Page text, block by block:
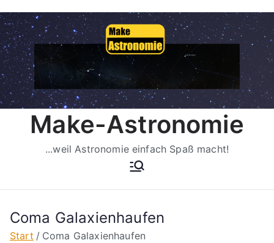
Inhalt
springen
Make-Astronomie
...weil Astronomie einfach Spaß macht!
Coma Galaxienhaufen
Start Coma Galaxienhaufen